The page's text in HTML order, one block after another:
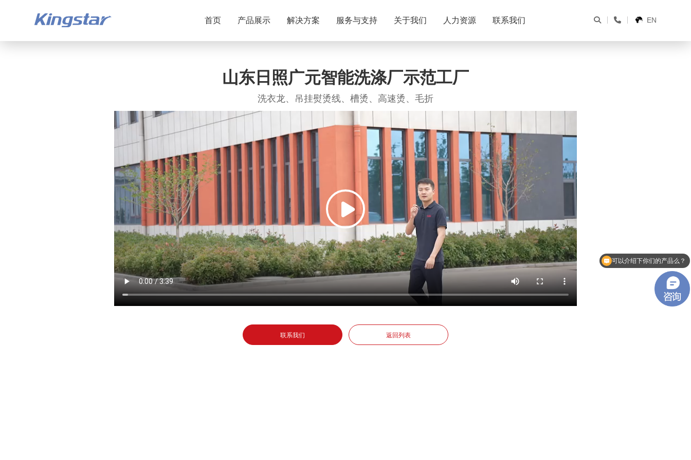
首页 产品展示
洗衣工厂物流系统
工服处理线
工业洗衣机系列
商用洗衣机系列
装载机 酒店系列60公斤洗衣龙
圆柱型压榨机 直燃式贯通式烘干机 蒸汽式贯通式烘干机
解决方案
酒店洗涤公司 医院洗涤公司 机构洗衣房
自助洗衣 布草洗涤厂加盟
服务与支持
售后服务 购买配件 关于我们
企业概况 企业文化 荣誉资质
人力资源
人才理念 加入我们 联系我们 EN
山东日照广元智能洗涤厂示范工厂
洗衣龙、吊挂熨烫线、槽烫、高速烫、毛折
联系我们 返回列表
可以介绍下你们的产品么？